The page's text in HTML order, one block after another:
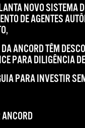
NOVO SISTEMA
DE AGENTES
ANCORD TÊM
PARA DILIGÊNCIA
PARA INVESTIR